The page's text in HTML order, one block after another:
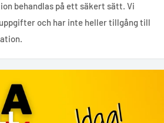
behandlas på ett säkert sätt. Vi
och har inte heller tillgång till